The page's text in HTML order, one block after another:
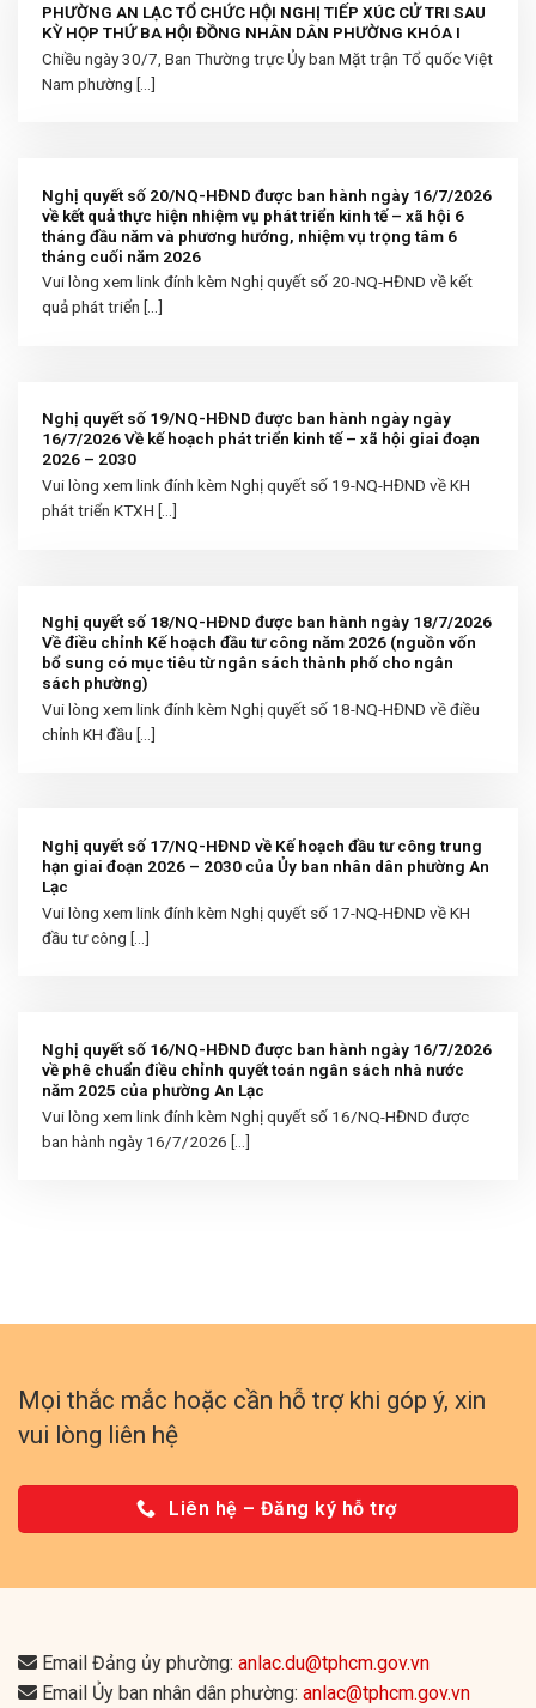
PHƯỜNG AN LẠC TỔ CHỨC HỘI NGHỊ TIẾP XÚC CỬ TRI SAU
KỲ HỌP THỨ BA HỘI ĐỒNG NHÂN DÂN PHƯỜNG KHÓA I
Chiều ngày 30/7, Ban Thường trực Ủy ban Mặt trận Tổ quốc Việt
Nam phường [...]
Nghị quyết số 20/NQ-HĐND được ban hành ngày 16/7/2026
về kết quả thực hiện nhiệm vụ phát triển kinh tế – xã hội 6
tháng đầu năm và phương hướng, nhiệm vụ trọng tâm 6
tháng cuối năm 2026
Vui lòng xem link đính kèm Nghị quyết số 20-NQ-HĐND về kết
quả phát triển [...]
Nghị quyết số 19/NQ-HĐND được ban hành ngày ngày
16/7/2026 Về kế hoạch phát triển kinh tế – xã hội giai đoạn
2026 – 2030
Vui lòng xem link đính kèm Nghị quyết số 19-NQ-HĐND về KH
phát triển KTXH [...]
Nghị quyết số 18/NQ-HĐND được ban hành ngày 18/7/2026
Về điều chỉnh Kế hoạch đầu tư công năm 2026 (nguồn vốn
bổ sung có mục tiêu từ ngân sách thành phố cho ngân
sách phường)
Vui lòng xem link đính kèm Nghị quyết số 18-NQ-HĐND về điều
chỉnh KH đầu [...]
Nghị quyết số 17/NQ-HĐND về Kế hoạch đầu tư công trung
hạn giai đoạn 2026 – 2030 của Ủy ban nhân dân phường An
Lạc
Vui lòng xem link đính kèm Nghị quyết số 17-NQ-HĐND về KH
đầu tư công [...]
Nghị quyết số 16/NQ-HĐND được ban hành ngày 16/7/2026
về phê chuẩn điều chỉnh quyết toán ngân sách nhà nước
năm 2025 của phường An Lạc
Vui lòng xem link đính kèm Nghị quyết số 16/NQ-HĐND được
ban hành ngày 16/7/2026 [...]
Mọi thắc mắc hoặc cần hỗ trợ khi góp ý, xin
vui lòng liên hệ
Liên hệ – Đăng ký hỗ trợ
Email Đảng ủy phường: anlac.du@tphcm.gov.vn
Email Ủy ban nhân dân phường: anlac@tphcm.gov.vn